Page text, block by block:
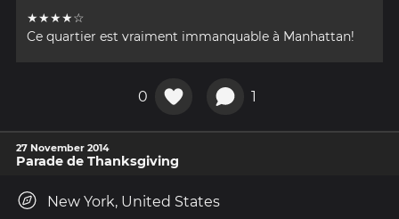
★★★★☆
Ce quartier est vraiment immanquable à Manhattan!
0 1
27 November 2014
Parade de Thanksgiving
New York, United States